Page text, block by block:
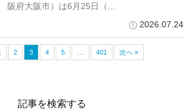
阪府大阪市）は6月25日（...
2026.07.24
2 3 4 5 401 次へ »
記事を検索する